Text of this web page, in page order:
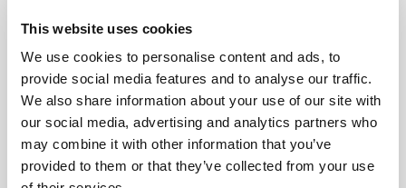
This website uses cookies
We use cookies to personalise content and ads, to
provide social media features and to analyse our traffic.
We also share information about your use of our site with
our social media, advertising and analytics partners who
may combine it with other information that you’ve
provided to them or that they’ve collected from your use
大瑶岛游船
奥南游船 宋卡府游船
布隆岛游船
帕岸岛游船 库德岛游船
拉查帕拉法水坝游船
攀牙游船
春武里府游船 春蓬游船 春蓬火车站游船
普吉岛游船
普岛游船
暹粒游船 曼谷游船 朱姆岛游船 沙敦游船
沙美岛游船
洛坤府游船
洛坤府机场游船 洛坤府镇游船 涛岛游船
清迈游船
甲米游船
皮皮岛游船 穆岛游船 素万那普机场游船
素叻他尼游船
素叻他尼机场游船
素叻他尼火车站游船
素叻他尼镇游船
纳卡岛游船
罗勇府游船